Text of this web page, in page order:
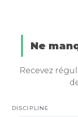
Ne
Recevez
DISCIPLINE